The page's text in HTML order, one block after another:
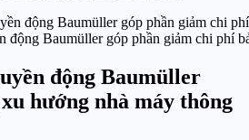
động Baumüller góp phần giảm chi phí
động Baumüller
hướng nhà máy thông